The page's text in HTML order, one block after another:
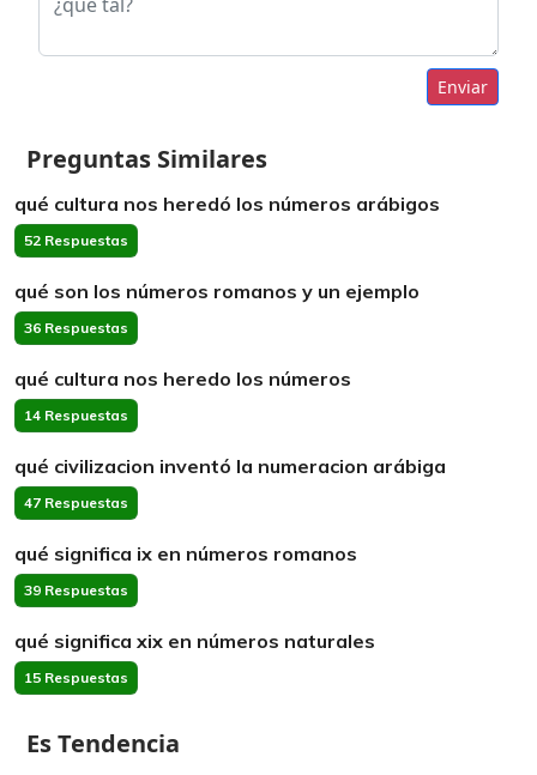
Enviar
Preguntas Similares
qué cultura nos heredó los números arábigos
52 Respuestas
qué son los números romanos y un ejemplo
36 Respuestas
qué cultura nos heredo los números
14 Respuestas
qué civilizacion inventó la numeracion arábiga
47 Respuestas
qué significa ix en números romanos
39 Respuestas
qué significa xix en números naturales
15 Respuestas
Es Tendencia